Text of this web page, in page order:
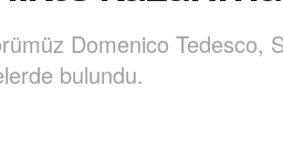
Domenico Tedesco,
bulundu.